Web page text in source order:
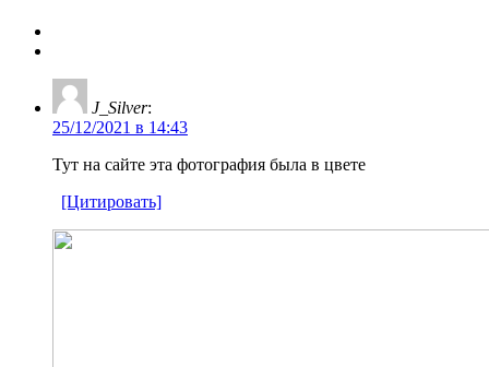
J_Silver:
25/12/2021 в 14:43
Тут на сайте эта фотография была в цвете
[Цитировать]